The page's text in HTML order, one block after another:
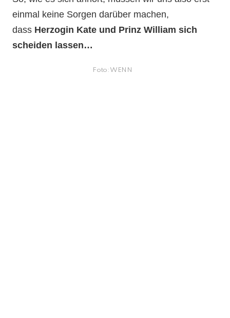
einmal keine Sorgen darüber machen,
dass Herzogin Kate und Prinz William sich
scheiden lassen…
Foto: WENN